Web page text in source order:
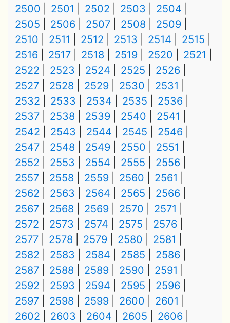
2500
2501 2502 2503
2504
2505
2506 2507 2508
2509
2510
2511 2512 2513 2514
2515
2516
2517 2518 2519 2520
2521
2522
2523 2524 2525
2526
2527
2528 2529 2530
2531
2532
2533 2534 2535
2536
2537
2538 2539 2540
2541
2542
2543 2544 2545
2546
2547
2548 2549 2550
2551
2552
2553 2554 2555
2556
2557
2558 2559 2560
2561
2562
2563 2564 2565
2566
2567
2568 2569 2570
2571
2572
2573 2574 2575
2576
2577
2578 2579 2580
2581
2582
2583 2584 2585
2586
2587
2588 2589 2590
2591
2592
2593 2594 2595
2596
2597
2598 2599 2600
2601
2602
2603 2604 2605
2606